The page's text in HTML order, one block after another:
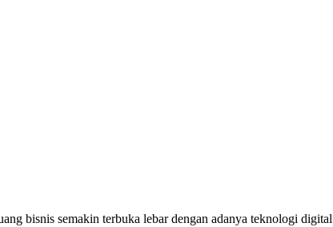
bisnis semakin terbuka lebar dengan adanya teknologi